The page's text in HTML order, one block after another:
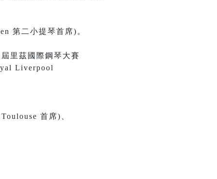
第二小提琴首席)。
里茲國際鋼琴大賽
Liverpool
首席)、